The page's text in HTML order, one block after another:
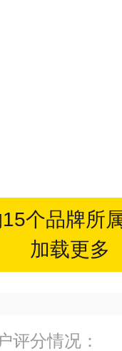
个品牌所
加载更多
评分情况：